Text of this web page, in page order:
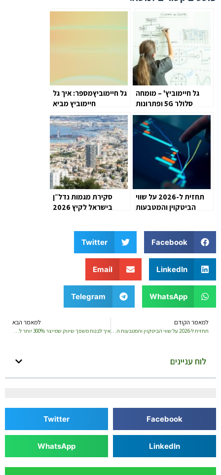
גל חיימוביץ' – מומחה
סלולר 5G ופתרונות
דאטה
גל חיימוביץמספר: איך גל
חיימוביץ מביא
לפודקאסטים, שיווק וניו
מדיה שינוי משמעותי
בעולם המיתוג
תחזית ל-2026 על שווי
הביטקוין והמטבעות
סקירת מגמות נדל״ן
בישראל לקיץ 2026
Facebook
Twitter
LinkedIn
Email
WhatsApp
Telegram
למאמר הקודם
תחזית ל-2026 על שווי הביטקוין והמטבעות הדיגיטליים המובילים
למאמר הבא
איך לבנות משפך שיווק שמייצר 300% יותר לידים – בשארה וסאם מדריך
לוח עניינים
Facebook
Twitter
LinkedIn
WhatsApp